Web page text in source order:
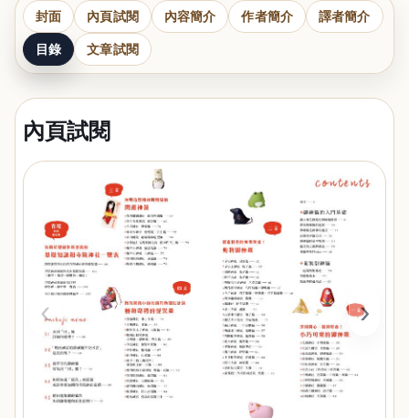
封面 內頁試閱 內容簡介 作者簡介 譯者簡介
目錄 文章試閱
內頁試閱
‹ ›